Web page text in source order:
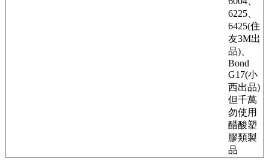
6225、
6425(住
友3M出
品)、
Bond
G17(小
西出品)
但千萬
勿使用
醋酸塑
膠類製
品